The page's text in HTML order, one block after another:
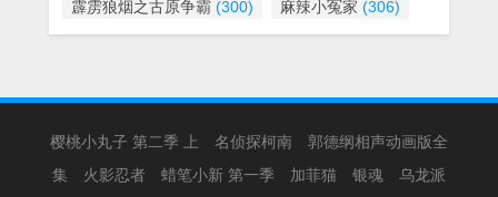
霹雳狼烟之古原争霸 (300) 麻辣小冤家 (306)
樱桃小丸子 第二季 上 名侦探柯南
郭德纲相声动画版全
集
火影忍者 蜡笔小新 第一季 加菲猫 银魂
乌龙派